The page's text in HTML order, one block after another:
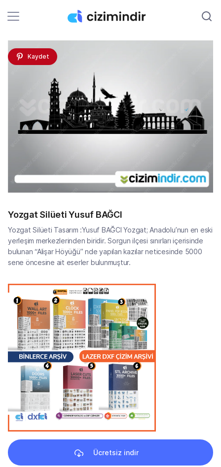
Kaydet
Yozgat Silüeti Yusuf BAĞCI
Yozgat Silüeti Tasarım :Yusuf BAĞCI Yozgat; Anadolu’nun en eski
yerleşim merkezlerinden biridir. Sorgun ilçesi sınırları içerisinde
bulunan “Alişar Höyüğü” nde yapılan kazılar neticesinde 5000
sene öncesine ait eserler bulunmuştur.
Ücretsiz indir